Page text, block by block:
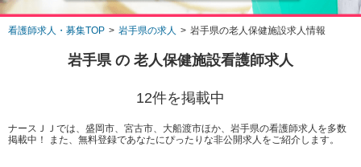
看護師求人・募集TOP 岩手県の求人 岩手県の老人保健施設求人情報
岩手県の 老人保健施設看護師求人
12件を掲載中
ナースＪＪでは、盛岡市、宮古市、大船渡市ほか、岩手県の看護師求人を多数
掲載中！ また、無料登録であなたにぴったりな非公開求人をご紹介します。